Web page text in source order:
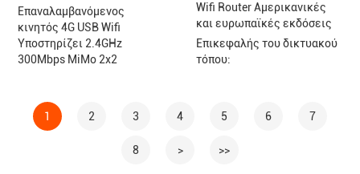
Επαναλαμβανόμενος
κινητός 4G USB Wifi
Υποστηρίζει 2.4GHz
300Mbps MiMo 2x2
Wifi Router Αμερικανικές
και ευρωπαϊκές εκδόσεις
Επικεφαλής του δικτυακού
τόπου:
1 2 3 4 5 6 7
8 > >>